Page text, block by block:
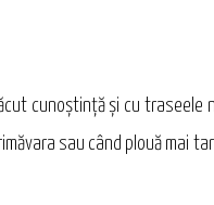
cunoştinţă şi cu traseele
sau când plouă mai